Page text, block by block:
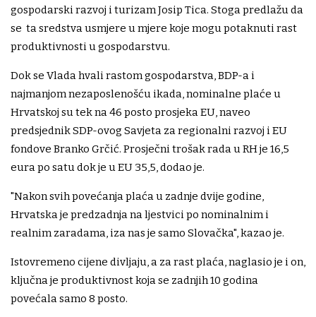
gospodarski razvoj i turizam Josip Tica. Stoga predlažu da
se ta sredstva usmjere u mjere koje mogu potaknuti rast
produktivnosti u gospodarstvu.
Dok se Vlada hvali rastom gospodarstva, BDP-a i
najmanjom nezaposlenošću ikada, nominalne plaće u
Hrvatskoj su tek na 46 posto prosjeka EU, naveo
predsjednik SDP-ovog Savjeta za regionalni razvoj i EU
fondove Branko Grčić. Prosječni trošak rada u RH je 16,5
eura po satu dok je u EU 35,5, dodao je.
"Nakon svih povećanja plaća u zadnje dvije godine,
Hrvatska je predzadnja na ljestvici po nominalnim i
realnim zaradama, iza nas je samo Slovačka", kazao je.
Istovremeno cijene divljaju, a za rast plaća, naglasio je i on,
ključna je produktivnost koja se zadnjih 10 godina
povećala samo 8 posto.